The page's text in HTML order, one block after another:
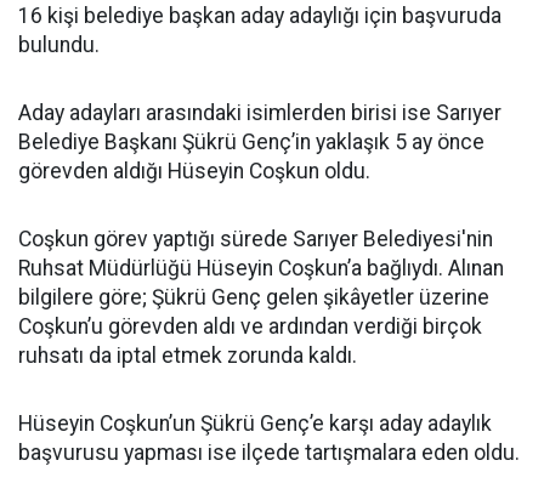
16 kişi belediye başkan aday adaylığı için başvuruda
bulundu.
Aday adayları arasındaki isimlerden birisi ise Sarıyer
Belediye Başkanı Şükrü Genç’in yaklaşık 5 ay önce
görevden aldığı Hüseyin Coşkun oldu.
Coşkun görev yaptığı sürede Sarıyer Belediyesi'nin
Ruhsat Müdürlüğü Hüseyin Coşkun’a bağlıydı. Alınan
bilgilere göre; Şükrü Genç gelen şikâyetler üzerine
Coşkun’u görevden aldı ve ardından verdiği birçok
ruhsatı da iptal etmek zorunda kaldı.
Hüseyin Coşkun’un Şükrü Genç’e karşı aday adaylık
başvurusu yapması ise ilçede tartışmalara eden oldu.